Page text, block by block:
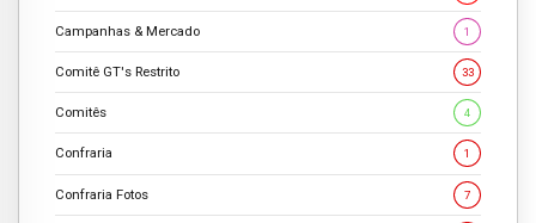
Campanhas & Mercado 1
Comitê GT's Restrito 33
Comitês 4
Confraria 1
Confraria Fotos 7